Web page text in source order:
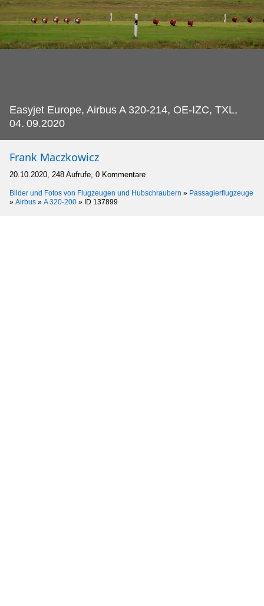
Easyjet Europe, Airbus A 320-214, OE-IZC, TXL,
04. 09.2020
Frank Maczkowicz
20.10.2020, 248 Aufrufe, 0 Kommentare
Bilder und Fotos von Flugzeugen und Hubschraubern » Passagierflugzeuge
» Airbus » A 320-200 » ID 137899